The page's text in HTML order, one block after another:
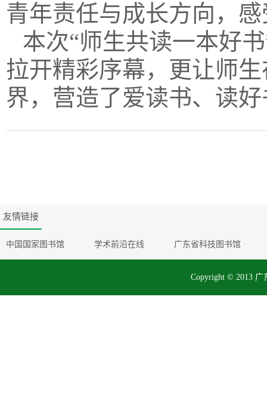
青年责任与成长方向，
本次“师生共读一本好
拉开精彩序幕，更让师
界，营造了爱读书、读
友情链接
中国国家图书馆 学术前沿在线 广东省科技图书馆
Copyright © 2013 广